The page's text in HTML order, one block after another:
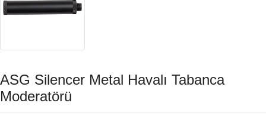
ASG Silencer Metal Havalı Tabanca
Moderatörü